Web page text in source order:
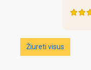
Žiureti visus